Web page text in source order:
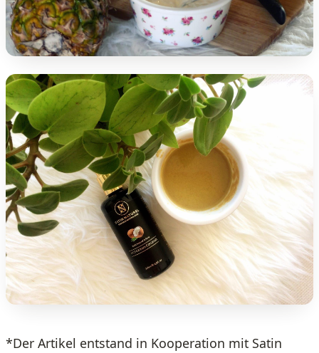
*Der Artikel entstand in Kooperation mit Satin